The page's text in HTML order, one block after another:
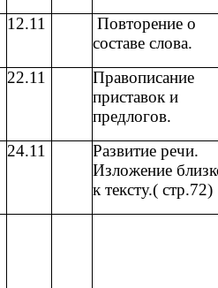
12.11
Повторение о
составе слова.
22.11
Правописание
приставок и
предлогов.
24.11
Развитие речи.
Изложение
к тексту.( стр.72)